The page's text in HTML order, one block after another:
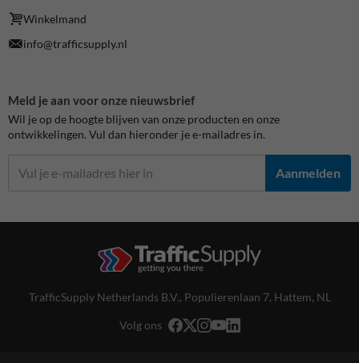
Winkelmand
info@trafficsupply.nl
Meld je aan voor onze nieuwsbrief
Wil je op de hoogte blijven van onze producten en onze
ontwikkelingen. Vul dan hieronder je e-mailadres in.
Aanmelden
TrafficSupply Netherlands B.V., Populierenlaan 7, Hattem, NL
Volg ons